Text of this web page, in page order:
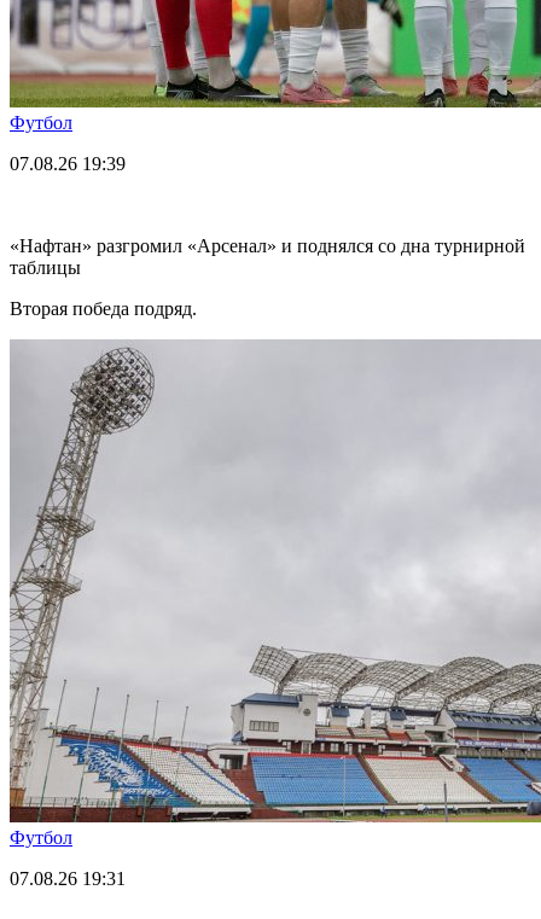
Футбол
07.08.26 19:39
«Нафтан» разгромил «Арсенал» и поднялся со дна турнирной
таблицы
Вторая победа подряд.
Футбол
07.08.26 19:31